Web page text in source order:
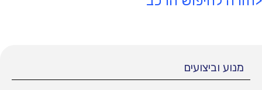
מנוע וביצועים